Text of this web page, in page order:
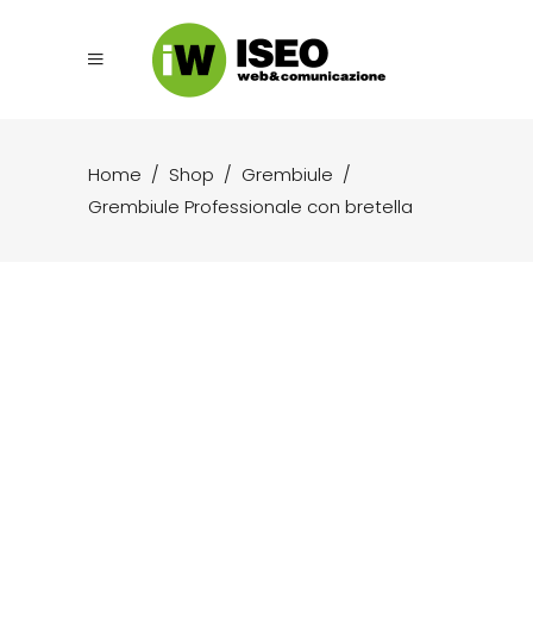
Home / Shop / Grembiule /
Grembiule Professionale con bretella